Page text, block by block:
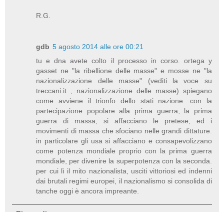
R.G.
gdb 5 agosto 2014 alle ore 00:21
tu e dna avete colto il processo in corso. ortega y
gasset ne "la ribellione delle masse" e mosse ne "la
nazionalizzazione delle masse" (vediti la voce su
treccani.it , nazionalizzazione delle masse) spiegano
come avviene il trionfo dello stati nazione. con la
partecipazione popolare alla prima guerra, la prima
guerra di massa, si affacciano le pretese, ed i
movimenti di massa che sfociano nelle grandi dittature.
in particolare gli usa si affacciano e consapevolizzano
come potenza mondiale proprio con la prima guerra
mondiale, per divenire la superpotenza con la seconda.
per cui lì il mito nazionalista, usciti vittoriosi ed indenni
dai brutali regimi europei, il nazionalismo si consolida di
tanche oggi è ancora impreante.